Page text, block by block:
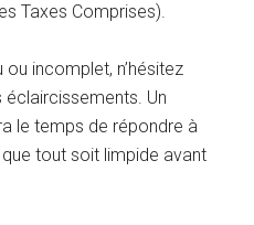
Taxes Comprises).
incomplet, n’hésitez
Un
le temps de répondre à
tout soit limpide avant